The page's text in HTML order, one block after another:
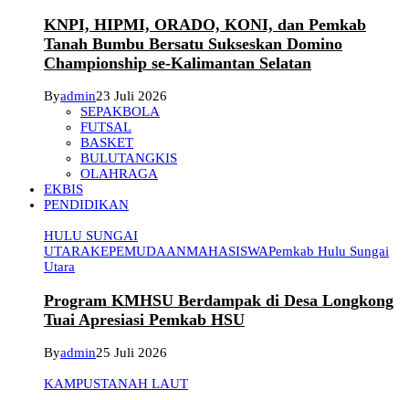
KNPI, HIPMI, ORADO, KONI, dan Pemkab
Tanah Bumbu Bersatu Sukseskan Domino
Championship se-Kalimantan Selatan
Byadmin23 Juli 2026
SEPAKBOLA
FUTSAL
BASKET
BULUTANGKIS
OLAHRAGA
EKBIS
PENDIDIKAN
HULU SUNGAI
UTARAKEPEMUDAANMAHASISWAPemkab Hulu Sungai
Utara
Program KMHSU Berdampak di Desa Longkong
Tuai Apresiasi Pemkab HSU
Byadmin25 Juli 2026
KAMPUSTANAH LAUT